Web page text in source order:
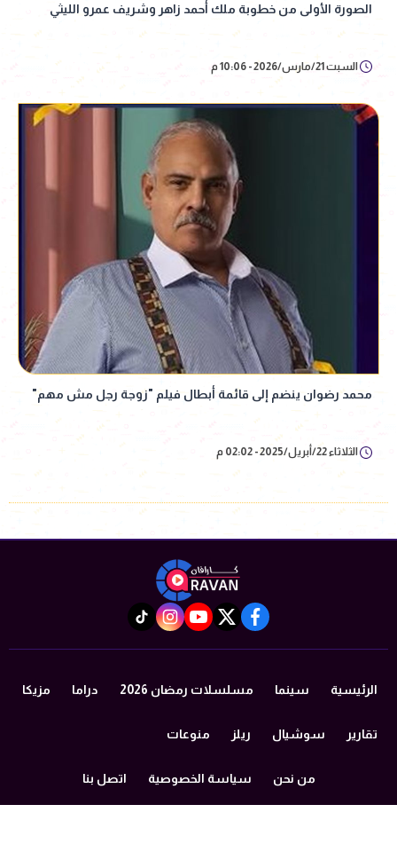
الصورة الأولى من خطوبة ملك أحمد زاهر وشريف عمرو الليثي
السبت 21/مارس/2026 - 10:06 م
محمد رضوان ينضم إلى قائمة أبطال فيلم "زوجة رجل مش مهم"
الثلاثاء 22/أبريل/2025 - 02:02 م
facebook
twitter
youtube
instagram
tiktok
الرئيسية سينما مسلسلات رمضان 2026 دراما مزيكا
تقارير سوشيال ريلز منوعات
من نحن سياسة الخصوصية اتصل بنا